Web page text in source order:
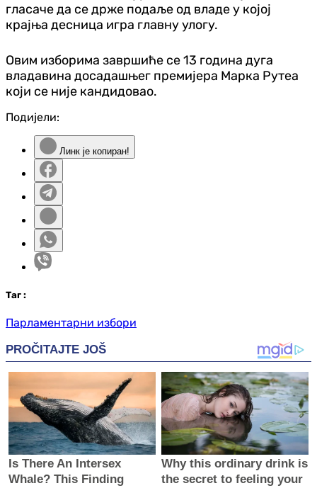
гласаче да се држе подаље од владе у којој
крајња десница игра главну улогу.
Овим изборима завршиће се 13 година дуга
владавина досадашњег премијера Марка Рутеа
који се није кандидовао.
Подијели:
Линк је копиран!
Таг :
Парламентарни избори